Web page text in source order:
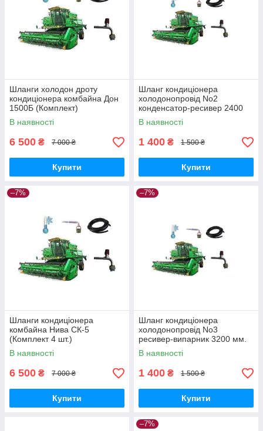
Шланги холодон дроту
кондиціонера комбайна Дон
1500Б (Комплект)
В наявності
6 500 ₴ 7 000 ₴
Купити
Шланг кондиціонера
холодонопровід No2
конденсатор-ресивер 2400
мм. на комбайн Дон 1500Б
(05-000022-00)
В наявності
1 400 ₴ 1 500 ₴
Купити
–7%
Шланги кондиціонера
комбайна Нива СК-5
(Комплект 4 шт.)
В наявності
6 500 ₴ 7 000 ₴
Купити
–7%
Шланг кондиціонера
холодонопровід No3
ресивер-випарник 3200 мм.
на комбайн Дон 1500Б (05-
000023-00)
В наявності
1 400 ₴ 1 500 ₴
Купити
–7%